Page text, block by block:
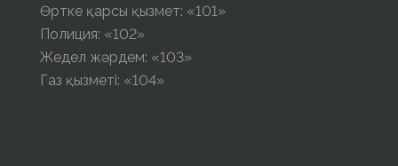
Өртке қарсы қызмет: «101»
Полиция: «102»
Жедел жәрдем: «103»
Газ қызметі: «104»